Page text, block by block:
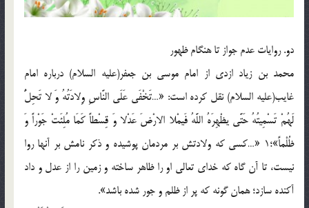
دو. روايات عدم جواز تا هنگام ظهور
محمد بن زياد ازدي از امام موسي بن جعفر(عليه السلام) درباره امام
غايب(عليه السلام) نقل كرده است: «…تَخْفَي عَلَي النَّاسِ وِلادَتُهُ وَ لا تَحِلُّ
لَهُمْ تَسْمِيتُهُ حَتَّي يظْهِرَهُ اللَّهُ فَيمْلا الارْضَ عَدْلا وَ قِسْطاً كَمَا مُلِئَتْ جَوْراً وَ
ظُلْماً»؛1 «…كسي كه ولادتش بر مردمان پوشيده و ذكر نامش بر آنها روا
نيست، تا آن گاه كه خداي تعالي او را ظاهر ساخته و زمين را از عدل و داد
آکنده سازد؛ همان گونه كه پر از ظلم و جور شده باشد».